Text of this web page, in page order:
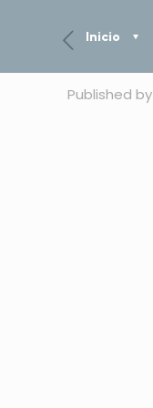
Inicio
Published by